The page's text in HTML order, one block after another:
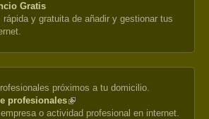
Gratis
rápida y gratuita de añadir y gestionar tus
próximos a tu domicilio.
profesionales(link
is
o actividad profesional en internet.